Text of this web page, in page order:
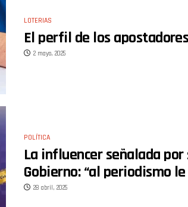
LOTERIAS
El perfil de los
2 mayo, 2025
POLÍTICA
La influencer señalada
Gobierno: “al periodismo
28 abril, 2025